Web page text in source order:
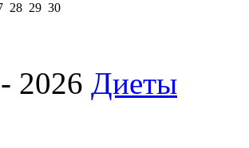
28 29 30
2026 Диеты